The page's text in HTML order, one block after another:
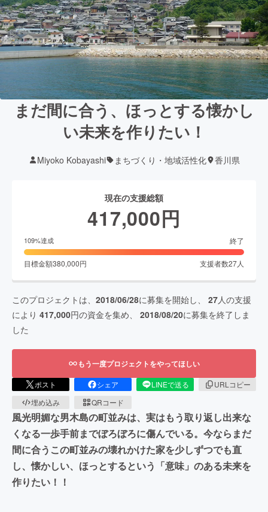
まだ間に合う、ほっとする懐かし
い未来を作りたい！
Miyoko Kobayashi まちづくり・地域活性化 香川県
現在の支援総額
417,000円
109%達成 終了
目標金額380,000円 支援者数27人
このプロジェクトは、 2018/06/28に募集を開始し、 27人の支援
により 417,000円の資金を集め、 2018/08/20に募集を終了しま
した
もう一度プロジェクトをやってほしい
ポスト シェア LINEで送る
URLコピー
埋め込み
QRコード
風光明媚な男木島の町並みは、実はもう取り返し出来な
くなる一歩手前までぼろぼろに傷んでいる。今ならまだ
間に合うこの町並みの壊れかけた家を少しずつでも直
し、懐かしい、ほっとするという「意味」のある未来を
作りたい！！